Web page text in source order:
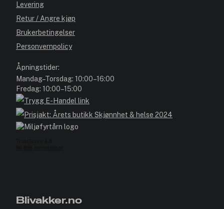
Levering
Retur / Angre kjøp
Brukerbetingelser
Personvernpolicy
Åpningstider:
Mandag–Torsdag: 10:00–16:00
Fredag: 10:00–15:00
Blivakker.no